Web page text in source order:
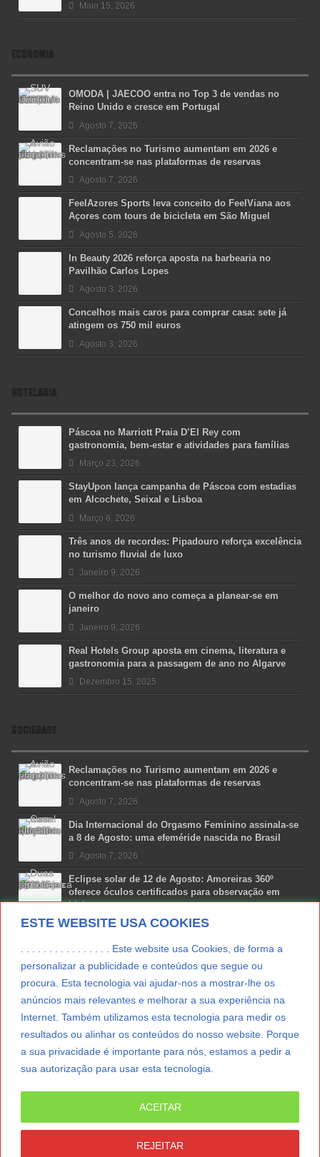
ESTE WEBSITE USA COOKIES
. . . . . . . . . . . . . . . . Este website usa Cookies, de forma a
personalizar a publicidade e conteúdos que segue ou
procura. Esta tecnologia vai ajudar-nos a mostrar-lhe os
anúncios mais relevantes e melhorar a sua experiência na
Internet. Também utilizamos esta tecnologia para medir os
resultados ou alinhar os conteúdos do nosso website. Porque
a sua privacidade é importante para nós, estamos a pedir a
sua autorização para usar esta tecnologia.
REJEITAR
ACEITAR
Maio 15, 2026
ECONOMIA
OMODA | JAECOO entra no Top 3 de vendas no
Reino Unido e cresce em Portugal
Agosto 7, 2026
Reclamações no Turismo aumentam em 2026 e
concentram-se nas plataformas de reservas
Agosto 7, 2026
FeelAzores Sports leva conceito do FeelViana aos
Açores com tours de bicicleta em São Miguel
Agosto 5, 2026
In Beauty 2026 reforça aposta na barbearia no
Pavilhão Carlos Lopes
Agosto 3, 2026
Concelhos mais caros para comprar casa: sete já
atingem os 750 mil euros
Agosto 3, 2026
HOTELARIA
Páscoa no Marriott Praia D’El Rey com
gastronomia, bem-estar e atividades para famílias
Março 23, 2026
StayUpon lança campanha de Páscoa com estadias
em Alcochete, Seixal e Lisboa
Março 6, 2026
Três anos de recordes: Pipadouro reforça excelência
no turismo fluvial de luxo
Janeiro 9, 2026
O melhor do novo ano começa a planear-se em
janeiro
Janeiro 9, 2026
Real Hotels Group aposta em cinema, literatura e
gastronomia para a passagem de ano no Algarve
Dezembro 15, 2025
SOCIEDADE
Reclamações no Turismo aumentam em 2026 e
concentram-se nas plataformas de reservas
Agosto 7, 2026
Dia Internacional do Orgasmo Feminino assinala-se
a 8 de Agosto: uma efeméride nascida no Brasil
Agosto 7, 2026
Eclipse solar de 12 de Agosto: Amoreiras 360º
oferece óculos certificados para observação em
Lisboa
Agosto 7, 2026
Lua Afonso vence prémio internacional de liderança
Agosto 7, 2026
Preparar o carro para as férias de Verão
Agosto 5, 2026
SUBSCREVER NEWSLETTER